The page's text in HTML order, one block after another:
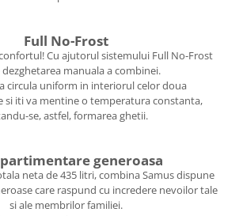
Full No-Frost
Cu ajutorul sistemului Full No-Frost
manuala a combinei.
circula uniform in interiorul celor doua
si iti va mentine o temperatura constanta,
se, astfel, formarea ghetii.
generoasa
neta de 435 litri, combina Samus dispune
care raspund cu incredere nevoilor tale
si ale membrilor familiei.